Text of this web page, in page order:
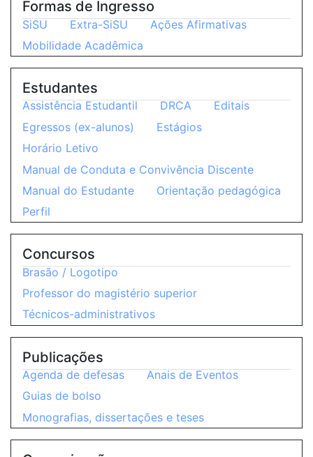
Formas de Ingresso
SiSU Extra-SiSU
Ações Afirmativas
Mobilidade Acadêmica
Estudantes
Assistência Estudantil DRCA
Editais
Egressos (ex-alunos)
Estágios
Horário Letivo
Manual de Conduta e Convivência Discente
Manual do Estudante
Orientação pedagógica
Perfil
Concursos
Brasão / Logotipo
Professor do magistério superior
Técnicos-administrativos
Publicações
Agenda de defesas
Anais de Eventos
Guias de bolso
Monografias, dissertações e teses